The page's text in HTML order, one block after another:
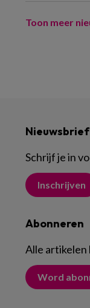
Toon meer
Nieuwsbrief
Schrijf je in
Inschrijven
Abonneren
Alle artikelen
Word